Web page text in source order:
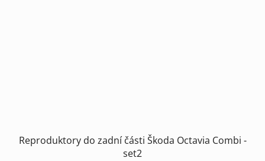
Reproduktory do zadní části Škoda Octavia Combi -
set2